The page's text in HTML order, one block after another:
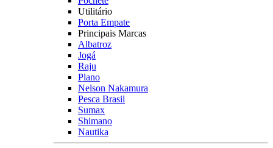
Utilitário
Porta Empate
Principais Marcas
Albatroz
Jogá
Raju
Plano
Nelson Nakamura
Pesca Brasil
Sumax
Shimano
Nautika